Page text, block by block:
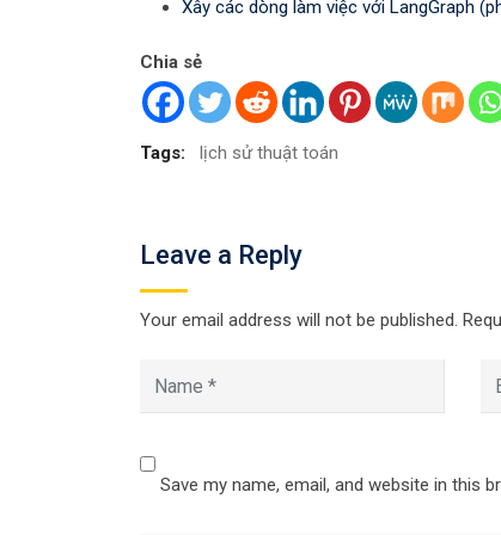
Xây các dòng làm việc với LangGraph
Chia sẻ
Tags: lịch sử thuật toán
Leave a Reply
Your email address will not be published.
Save my name, email, and website in this